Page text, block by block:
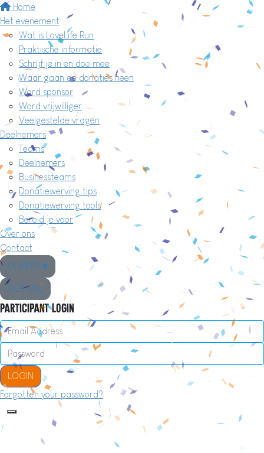
Home
Het evenement
Wat is LoveLife Run
Praktische informatie
Schrijf je in en doe mee
Waar gaan de donaties heen
Word sponsor
Word vrijwilliger
Veelgestelde vragen
Deelnemers
Teams
Deelnemers
Businessteams
Donatiewerving tips
Donatiewerving tools
Bereid je voor
Over ons
Contact
DONEER ♥
DOE MEE
Participant Login
LOGIN
Forgotten your password?